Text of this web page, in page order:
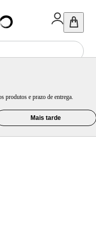
produtos e prazo de entrega.
Mais tarde